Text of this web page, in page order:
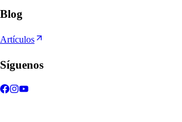
Blog
Artículos
Síguenos